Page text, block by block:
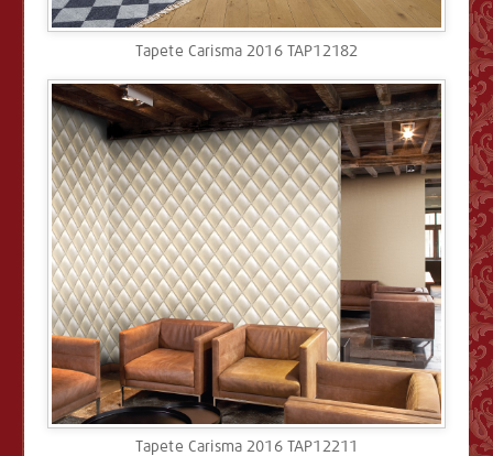
Tapete Carisma 2016 TAP12182
Tapete Carisma 2016 TAP12211